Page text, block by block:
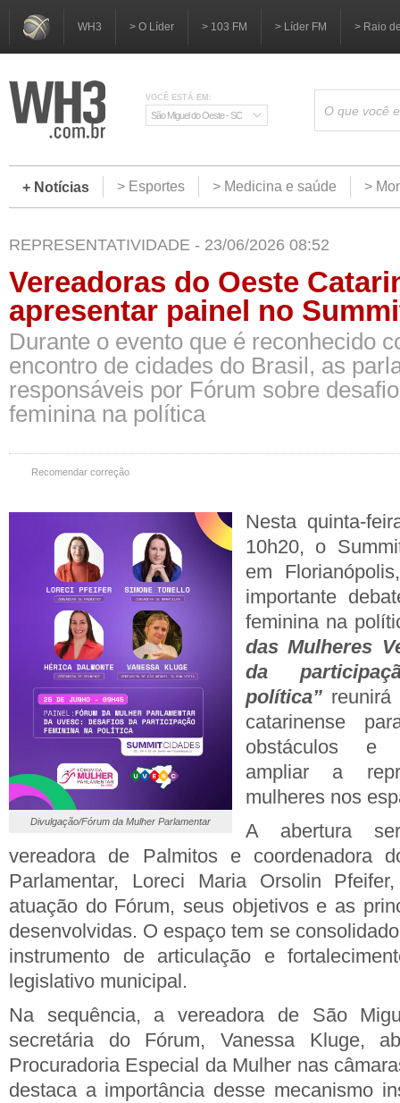
WH3 > O Líder > 103 FM > Líder FM > Raio
VOCÊ ESTÁ EM:
São Miguel do Oeste - SC
+ Notícias > Esportes > Medicina e saúde >
REPRESENTATIVIDADE - 23/06/2026 08:52
Vereadoras do Oeste
apresentar painel no
Durante o evento que é reconhecido
encontro de cidades do Brasil, as
responsáveis por Fórum sobre
feminina na política
Recomendar correção
Divulgação/Fórum da Mulher Parlamentar
Nesta quinta-
10h20, o
em
importante
feminina na
das Mulheres
da
política”
catarinense
obstáculos e
ampliar a
mulheres nos
A abertura
vereadora de Palmitos e coordenadora
Parlamentar, Loreci Maria Orsolin
atuação do Fórum, seus objetivos e as
desenvolvidas. O espaço tem se
instrumento de articulação e
legislativo municipal.
Na sequência, a vereadora de São
secretária do Fórum, Vanessa Kluge,
Procuradoria Especial da Mulher nas
destaca a importância desse mecanismo